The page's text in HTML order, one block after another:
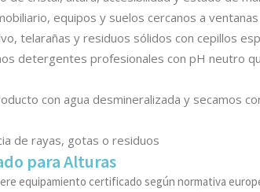
equipos y suelos cercanos a ventanas
telarañas y residuos sólidos con cepillos
detergentes profesionales con pH neutro
con agua desmineralizada y secamos
de rayas, gotas o residuos
para Alturas
equipamiento certificado según normativa